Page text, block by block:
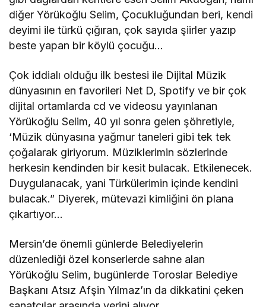
dijital ortamlarda cd ve videosu yayınlanan
Yörükoğlu Selim, 40 yıl sonra gelen şöhretiyle,
‘Müzik dünyasına yağmur taneleri gibi tek tek
çoğalarak giriyorum. Müziklerimin sözlerinde
herkesin kendinden bir kesit bulacak. Etkilenecek.
Duygulanacak, yani Türkülerimin içinde kendini
bulacak.” Diyerek, mütevazi kimliğini ön plana
çıkartıyor…
Mersin’de önemli günlerde Belediyelerin
düzenlediği özel konserlerde sahne alan
Yörükoğlu Selim, bugünlerde Toroslar Belediye
Başkanı Atsız Afşin Yılmaz’ın da dikkatini çeken
sanatçılar arasında yerini alıyor…
dairesinde memur olarak sürdürdüğünü söyleyen
Yörükoğlu Selim, Mayıs ayı sonlarında 8
eserini daha dijital müzik dünyasına sunucağını
söyledi.